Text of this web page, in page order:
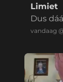
Limiet
Dus
laat.
vandaag